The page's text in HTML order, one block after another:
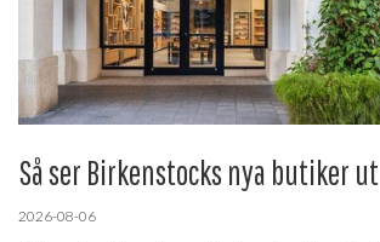
Så ser Birkenstocks nya butiker ut
2026-08-06